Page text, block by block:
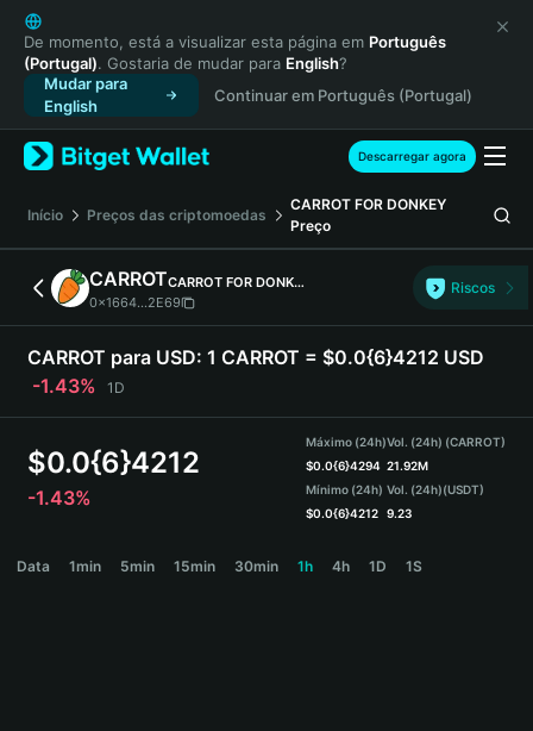
English
日本語
Tiếng Việt
Русский
Español (Latinoamérica)
Türkçe
Français
Deutsch
简体中文
繁體中文
Português (Portugal)
Bahasa Indonesia
ภาษาไทย
हिन्दी
Español
Português (Brasil)
De momento, está a visualizar esta página em Português
(Portugal). Gostaria de mudar para English?
Mudar para
English
Continuar em Português (Portugal)
Descarregar agora
Início Preços das criptomoedas
CARROT FOR DONKEY
Preço
CARROT
CARROT FOR DONKEY
0x1664...2E69
Riscos
CARROT para USD: 1 CARROT = $0.0{6}4212 USD
-1.43%
1D
$0.0{6}4212
-1.43%
Máximo (24h)
$0.0{6}4294
Mínimo (24h)
$0.0{6}4212
Vol. (24h) (CARROT)
21.92M
Vol. (24h)(USDT)
9.23
Data 1min 5min 15min 30min 1h 4h 1D 1S